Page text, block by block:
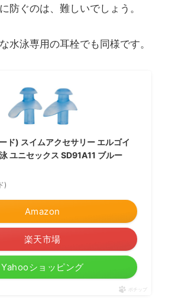
防ぐのは、難しいでしょう。
水泳専用の耳栓でも同様です。
ド) スイムアクセサリー エルゴイ
ユニセックス SD91A11 ブルー
)
Amazon
楽天市場
Yahooショッピング
ポチップ